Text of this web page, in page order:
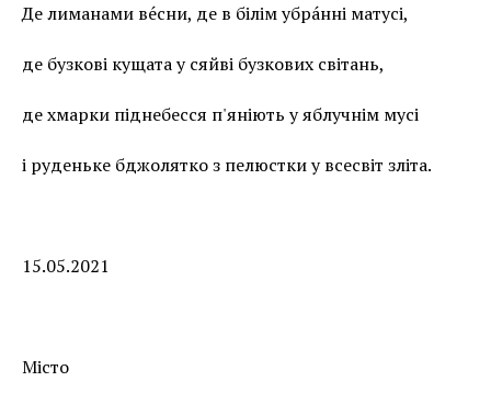
Де лиманами ве́сни, де в білім убра́нні матусі,
де бузкові кущата у сяйві бузкових світань,
де хмарки піднебесся п'яніють у яблучнім мусі
і руденьке бджолятко з пелюстки у всесвіт зліта.
15.05.2021
Місто